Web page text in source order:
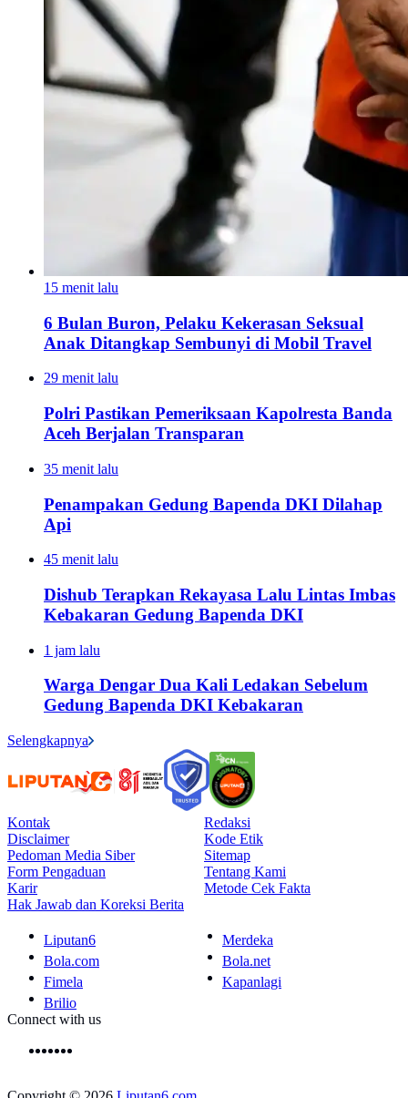
15 menit lalu
6 Bulan Buron, Pelaku Kekerasan Seksual
Anak Ditangkap Sembunyi di Mobil Travel
29 menit lalu
Polri Pastikan Pemeriksaan Kapolresta Banda
Aceh Berjalan Transparan
35 menit lalu
Penampakan Gedung Bapenda DKI Dilahap
Api
45 menit lalu
Dishub Terapkan Rekayasa Lalu Lintas Imbas
Kebakaran Gedung Bapenda DKI
1 jam lalu
Warga Dengar Dua Kali Ledakan Sebelum
Gedung Bapenda DKI Kebakaran
Selengkapnya
Kontak
Redaksi
Disclaimer
Kode Etik
Pedoman Media Siber
Sitemap
Form Pengaduan
Tentang Kami
Karir
Metode Cek Fakta
Hak Jawab dan Koreksi Berita
Liputan6
Merdeka
Bola.com
Bola.net
Fimela
Kapanlagi
Brilio
Connect with us